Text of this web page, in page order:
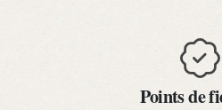
Points de